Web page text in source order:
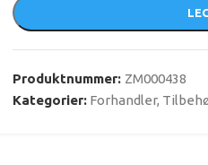
Produktnummer: ZM000438
Kategorier: Forhandler,